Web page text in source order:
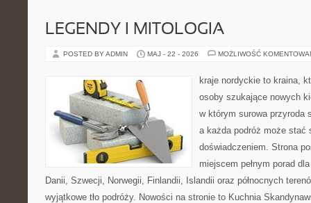
LEGENDY I MITOLOGIA
POSTED BY ADMIN MAJ - 22 - 2026 MOŻLIWOŚĆ
kraje nordyckie to kraina,
osoby szukające nowych
w którym surowa przyroda
a każda podróż może stać
doświadczeniem. Strona
miejscem pełnym porad
Danii, Szwecji, Norwegii, Finlandii, Islandii oraz północnych
wyjątkowe tło podróży. Nowości na stronie to Kuchnia